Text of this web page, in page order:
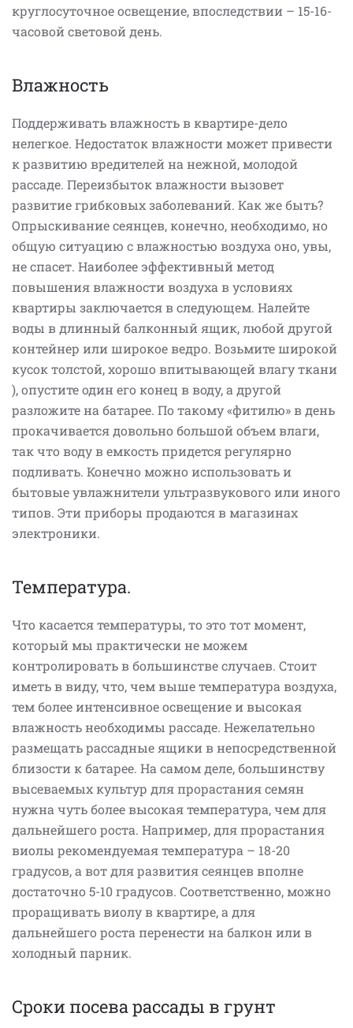
круглосуточное освещение, впоследствии – 15-16-
часовой световой день.
Влажность
Поддерживать влажность в квартире-дело
нелегкое. Недостаток влажности может привести
к развитию вредителей на нежной, молодой
рассаде. Переизбыток влажности вызовет
развитие грибковых заболеваний. Как же быть?
Опрыскивание сеянцев, конечно, необходимо, но
общую ситуацию с влажностью воздуха оно, увы,
не спасет. Наиболее эффективный метод
повышения влажности воздуха в условиях
квартиры заключается в следующем. Налейте
воды в длинный балконный ящик, любой другой
контейнер или широкое ведро. Возьмите широкой
кусок толстой, хорошо впитывающей влагу ткани
), опустите один его конец в воду, а другой
разложите на батарее. По такому «фитилю» в день
прокачивается довольно большой объем влаги,
так что воду в емкость придется регулярно
подливать. Конечно можно использовать и
бытовые увлажнители ультразвукового или иного
типов. Эти приборы продаются в магазинах
электроники.
Температура.
Что касается температуры, то это тот момент,
который мы практически не можем
контролировать в большинстве случаев. Стоит
иметь в виду, что, чем выше температура воздуха,
тем более интенсивное освещение и высокая
влажность необходимы рассаде. Нежелательно
размещать рассадные ящики в непосредственной
близости к батарее. На самом деле, большинству
высеваемых культур для прорастания семян
нужна чуть более высокая температура, чем для
дальнейшего роста. Например, для прорастания
виолы рекомендуемая температура – 18-20
градусов, а вот для развития сеянцев вполне
достаточно 5-10 градусов. Соответственно, можно
проращивать виолу в квартире, а для
дальнейшего роста перенести на балкон или в
холодный парник.
Сроки посева рассады в грунт